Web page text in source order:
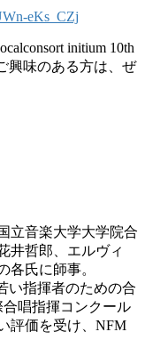
eKs_CZj
initium 10th
興味のある方は、ぜ
立音楽大学大学院合
井哲郎、エルヴィ
各氏に師事。
い指揮者のための合
唱指揮コンクール
評価を受け、NFM